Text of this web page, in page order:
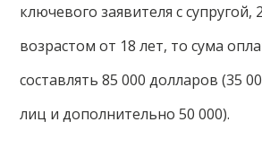
ключевого заявителя с супругой,
возрастом от 18 лет, то сума
составлять 85 000 долларов (35
лиц и дополнительно 50 000).